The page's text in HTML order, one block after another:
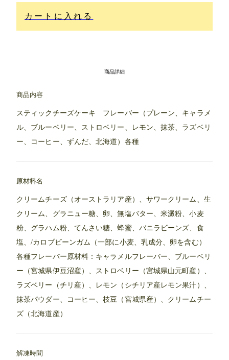
カートに入れる
商品詳細
商品内容
スティックチーズケーキ フレーバー（プレーン、キャラメ
ル、ブルーベリー、ストロベリー、レモン、抹茶、ラズベリ
ー、コーヒー、ずんだ、北海道）各種
原材料名
クリームチーズ（オーストラリア産）、サワークリーム、生
クリーム、グラニュー糖、卵、無塩バター、米澱粉、小麦
粉、グラハム粉、てんさい糖、蜂蜜、バニラビーンズ、食
塩、/カロブビーンガム（一部に小麦、乳成分、卵を含む）
各種フレーバー原材料：キャラメルフレーバー、ブルーベリ
ー（宮城県伊豆沼産）、ストロベリー（宮城県山元町産）、
ラズベリー（チリ産）、レモン（シチリア産レモン果汁）、
抹茶パウダー、コーヒー、枝豆（宮城県産）、クリームチー
ズ（北海道産）
解凍時間